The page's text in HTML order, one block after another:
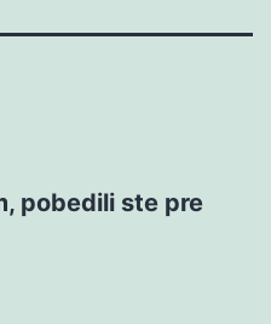
pobedili ste pre